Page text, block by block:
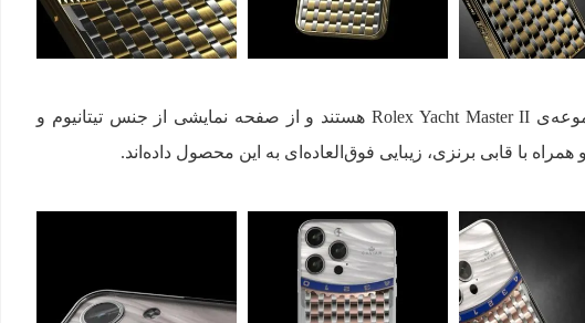
گوشی‌های مدل Yacht Club مشابه مجموعه‌ی Rolex Yacht Master II هستند و از صفحه نمایشی از جنس تیتانیوم و
با قابی برنزی، زیبایی فوق‌العاده‌ای به این محصول داده‌اند.